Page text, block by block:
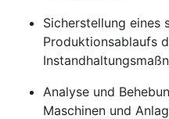
Sicherstellung eines
Produktionsablaufs
Analyse und
Maschinen und